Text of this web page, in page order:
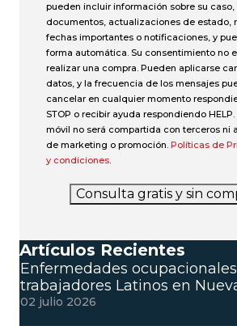
pueden incluir información sobre su
documentos, actualizaciones de estado,
fechas importantes o notificaciones, y
forma automática. Su consentimiento no
realizar una compra. Pueden aplicarse
datos, y la frecuencia de los mensajes
cancelar en cualquier momento
STOP o recibir ayuda respondiendo
móvil no será compartida con terceros ni
de marketing o promoción. Políticas de
y condiciones.
Consulta gratis y sin
Artículos Recientes
Enfermedades
trabajadores Latinos en
02 julio 2026